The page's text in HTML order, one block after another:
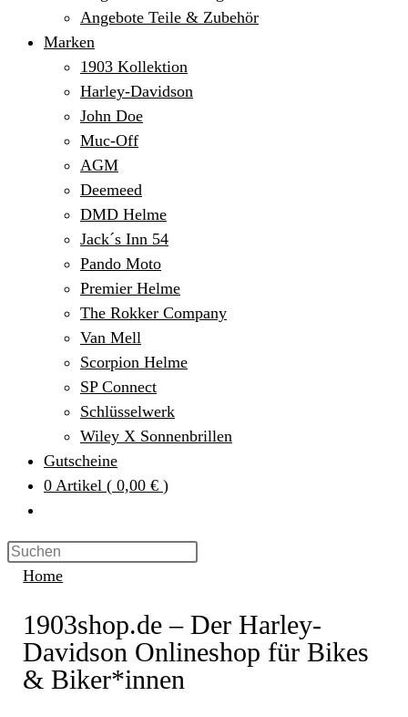
Angebote Teile & Zubehör
Marken
1903 Kollektion
Harley-Davidson
John Doe
Muc-Off
AGM
Deemeed
DMD Helme
Jack´s Inn 54
Pando Moto
Premier Helme
The Rokker Company
Van Mell
Scorpion Helme
SP Connect
Schlüsselwerk
Wiley X Sonnenbrillen
Gutscheine
0 Artikel ( 0,00 € )
Home
1903shop.de – Der Harley-
Davidson Onlineshop für Bikes
& Biker*innen